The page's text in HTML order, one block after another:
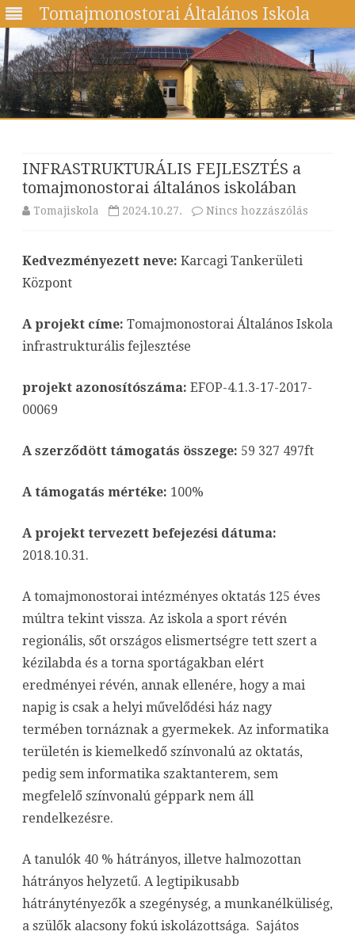
Tomajmonostorai Általános Iskola
INFRASTRUKTURÁLIS FEJLESZTÉS a
tomajmonostorai általános iskolában
Tomajiskola 2024.10.27. Nincs hozzászólás
Kedvezményezett neve: Karcagi Tankerületi
Központ
A projekt címe: Tomajmonostorai Általános Iskola
infrastrukturális fejlesztése
projekt azonosítószáma: EFOP-4.1.3-17-2017-
00069
A szerződött támogatás összege: 59 327 497ft
A támogatás mértéke: 100%
A projekt tervezett befejezési dátuma:
2018.10.31.
A tomajmonostorai intézményes oktatás 125 éves
múltra tekint vissza. Az iskola a sport révén
regionális, sőt országos elismertségre tett szert a
kézilabda és a torna sportágakban elért
eredményei révén, annak ellenére, hogy a mai
napig is csak a helyi művelődési ház nagy
termében tornáznak a gyermekek. Az informatika
területén is kiemelkedő színvonalú az oktatás,
pedig sem informatika szaktanterem, sem
megfelelő színvonalú géppark nem áll
rendelkezésre.
A tanulók 40 % hátrányos, illetve halmozottan
hátrányos helyzetű. A legtipikusabb
hátránytényezők a szegénység, a munkanélküliség,
a szülők alacsony fokú iskolázottsága. Sajátos